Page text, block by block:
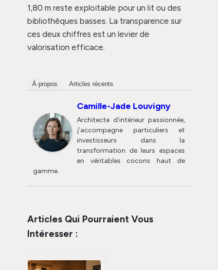
1,80 m reste exploitable pour un lit ou des
bibliothèques basses. La transparence sur
ces deux chiffres est un levier de
valorisation efficace.
À propos Articles récents
Camille-Jade Louvigny
Architecte d’intérieur passionnée,
j’accompagne particuliers et
investisseurs dans la
transformation de leurs espaces
en véritables cocons haut de
gamme.
Articles Qui Pourraient Vous
Intéresser :